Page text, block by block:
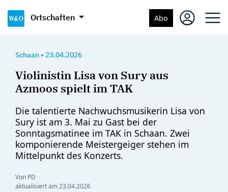
Ortschaften Abo
Schaan • 23.04.2026
Violinistin Lisa von Sury aus
Azmoos spielt im TAK
Die talentierte Nachwuchsmusikerin Lisa von
Sury ist am 3. Mai zu Gast bei der
Sonntagsmatinee im TAK in Schaan. Zwei
komponierende Meistergeiger stehen im
Mittelpunkt des Konzerts.
Von PD
aktualisiert am23.04.2026